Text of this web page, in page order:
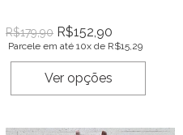
R$179,90 R$152,90
Parcele em até 10x de R$15,29
Ver opções